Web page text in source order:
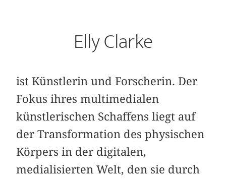
Elly Clarke
ist Künstlerin und Forscherin. Der
Fokus ihres multimedialen
künstlerischen Schaffens liegt auf
der Transformation des physischen
Körpers in der digitalen,
medialisierten Welt, den sie durch